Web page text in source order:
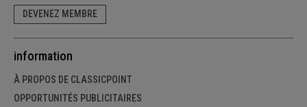
DEVENEZ MEMBRE
information
À PROPOS DE CLASSICPOINT
OPPORTUNITÉS PUBLICITAIRES